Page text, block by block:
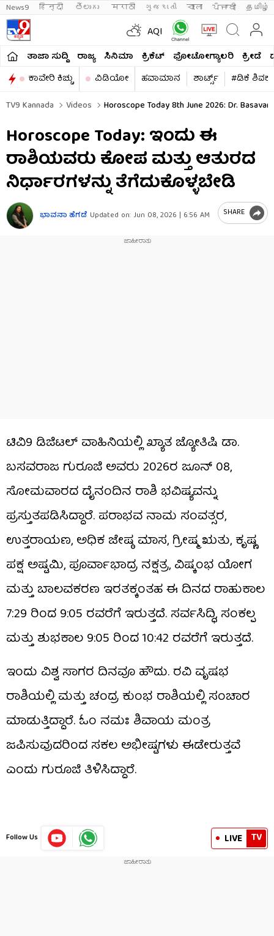
News9 हिन्दी తెలుగు मराठी ગુજરાતી বাংলা ਪੰਜਾਬੀ தமிழ்
AQI
ತಾಜಾ ಸುದ್ದಿ ರಾಜ್ಯ ಸಿನಿಮಾ ಕ್ರಿಕೆಟ್​ ಫೋಟೋಗ್ಯಾಲರಿ ಕ್ರೀಡೆ
ಕಾವೇರಿ ಕಿಚ್ಚು
ವಿಡಿಯೋ ಹವಾಮಾನ ಶಾರ್ಟ್ಸ್​
#ಡಿಕೆ
TV9 Kannada
Videos Horoscope Today 8th June​ 2026: Dr.
Horoscope Today: ಇಂದು ಈ
ರಾಶಿಯವರು ಕೋಪ ಮತ್ತು ಆತುರದ
ನಿರ್ಧಾರಗಳನ್ನು ತೆಗೆದುಕೊಳ್ಳಬೇಡಿ
ಭಾವನಾ ಹೆಗಡೆ Updated on: Jun 08, 2026 | 6:56 AM SHARE
ಟಿವಿ9 ಡಿಜಿಟಲ್ ವಾಹಿನಿಯಲ್ಲಿ ಖ್ಯಾತ ಜ್ಯೋತಿಷಿ ಡಾ.
ಬಸವರಾಜ ಗುರೂಜಿ ಅವರು 2026ರ ಜೂನ್ 08,
ಸೋಮವಾರದ ದೈನಂದಿನ ರಾಶಿ ಭವಿಷ್ಯವನ್ನು
ಪ್ರಸ್ತುತಪಡಿಸಿದ್ದಾರೆ. ಪರಾಭವ ನಾಮ ಸಂವತ್ಸರ,
ಉತ್ತರಾಯಣ, ಅಧಿಕ ಜೇಷ್ಠ ಮಾಸ, ಗ್ರೀಷ್ಮ ಋತು, ಕೃಷ್ಣ
ಪಕ್ಷ ಅಷ್ಟಮಿ, ಪೂರ್ವಾಭಾದ್ರ ನಕ್ಷತ್ರ, ವಿಷ್ಕಂಭ ಯೋಗ
ಮತ್ತು ಬಾಲವಕರಣ ಇರತಕ್ಕಂತಹ ಈ ದಿನದ ರಾಹುಕಾಲ
7:29 ರಿಂದ 9:05 ರವರೆಗೆ ಇರುತ್ತದೆ. ಸರ್ವಸಿದ್ಧಿ, ಸಂಕಲ್ಪ
ಮತ್ತು ಶುಭಕಾಲ 9:05 ರಿಂದ 10:42 ರವರೆಗೆ ಇರುತ್ತದೆ.
ಇಂದು ವಿಶ್ವ ಸಾಗರ ದಿನವೂ ಹೌದು. ರವಿ ವೃಷಭ
ರಾಶಿಯಲ್ಲಿ ಮತ್ತು ಚಂದ್ರ ಕುಂಭ ರಾಶಿಯಲ್ಲಿ ಸಂಚಾರ
ಮಾಡುತ್ತಿದ್ದಾರೆ. ಓಂ ನಮಃ ಶಿವಾಯ ಮಂತ್ರ
ಜಪಿಸುವುದರಿಂದ ಸಕಲ ಅಭೀಷ್ಟಗಳು ಈಡೇರುತ್ತವೆ
ಎಂದು ಗುರೂಜಿ ತಿಳಿಸಿದ್ದಾರೆ.
Follow Us LIVE TV